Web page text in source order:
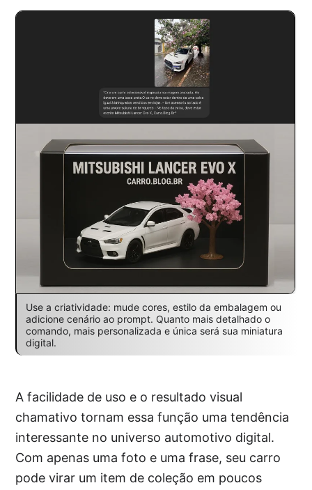
Use a criatividade: mude cores, estilo da embalagem ou
adicione cenário ao prompt. Quanto mais detalhado o
comando, mais personalizada e única será sua miniatura
digital.
A facilidade de uso e o resultado visual
chamativo tornam essa função uma tendência
interessante no universo automotivo digital.
Com apenas uma foto e uma frase, seu carro
pode virar um item de coleção em poucos